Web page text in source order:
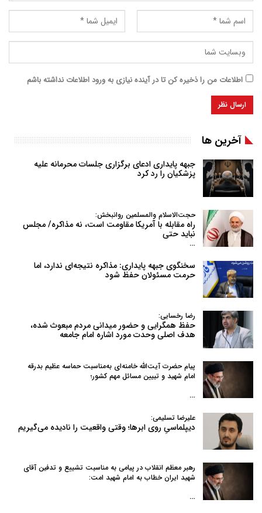
اطلاعات من را ذخیره کن تا در آینده نیازی به ورود اطلاعات نداشته باشم
آخرین ها
جبهه پایداری ادعای برگزاری جلسات محرمانه علیه
پزشکیان را رد کرد
حجت‌الاسلام والمسلمین روانبخش:
راه مقابله با آمریکا مقاومت است، نه مذاکره/ مجلس
نباید حتی
…
سخنگوی جبهه پایداری: مذاکره نتیجه‌ای ندارد، اما
حرمت مسئولان حفظ شود
رضا رخسایی:
حفظ همگرایی و حضور میدانی مردم مبعوث شده،
هدف اصلی وحدت مورد اشاره امام جامعه
پیام حضرت آیت‌الله خامنه‌ای به‌مناسبت حماسه عظیم بدرقه
امام شهید و تبیین مسائل مهم کشور؛
…
علیرضا تسلیمی:
دیپلماسیِ روی ابرها؛ وقتی واقعیت را نادیده می‌گیریم
رهبر معظم انقلاب در پیامی به‌ مناسبت تشییع و تدفین آقای
شهید ایران خطاب به امام شهید امت:
…